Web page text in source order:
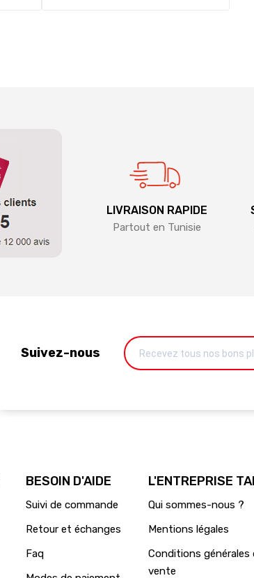
LIVRAISON RAPIDE
Partout en Tunisie
Suivez-nous
BESOIN D'AIDE
Suivi de commande
Retour et échanges
Faq
L'ENTREPRISE
Qui sommes-nous ?
Mentions légales
Conditions générales
vente